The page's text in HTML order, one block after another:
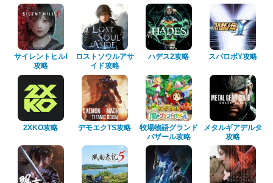
サイレントヒルf
攻略
ロストソウルアサ
イド攻略
ハデス2攻略 スパロボY攻略
2XKO攻略 デモエクTS攻略
牧場物語グランド
バザール攻略
メタルギアデルタ
攻略